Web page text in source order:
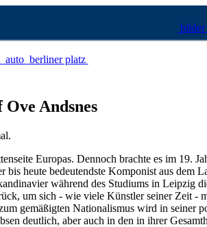
bilder
auto berliner platz
Andsnes
Europas. Dennoch brachte es im 19.
heute bedeutendste Komponist aus dem
während des Studiums in Leipzig
um sich - wie viele Künstler seiner Zeit -
gemäßigten Nationalismus wird in seiner
deutlich, aber auch in den in ihrer